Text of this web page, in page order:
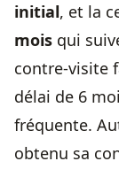
initial, et la
mois qui
contre-visite
délai de 6
fréquente.
obtenu sa